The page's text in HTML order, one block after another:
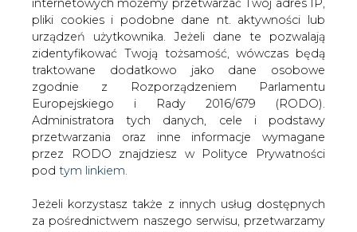
WŁĄCZ CIRE.TV
traktowane dodatkowo jako dane osobowe
zgodnie z Rozporządzeniem Parlamentu
Europejskiego i Rady 2016/679 (RODO).
Administratora tych danych, cele i podstawy
przetwarzania oraz inne informacje wymagane
przez RODO znajdziesz w Polityce Prywatności
podtym linkiem.
Jeżeli korzystasz także z innych usług dostępnych
za pośrednictwem naszego serwisu, przetwarzamy
też Twoje dane osobowe podane przy zakładaniu
dane, które podajesz, pozostawiasz lub do których
możemy uzyskać dostęp w ramach korzystania z
Strona główna / RYNEK GAZU / PGNiG Norway AS
operatorem na Norweskim Szelfie Kontynentalnym
drukuj
skomentuj